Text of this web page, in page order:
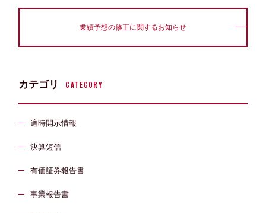
業績予想の修正に関するお知らせ
カテゴリ CATEGORY
適時開示情報
決算短信
有価証券報告書
事業報告書